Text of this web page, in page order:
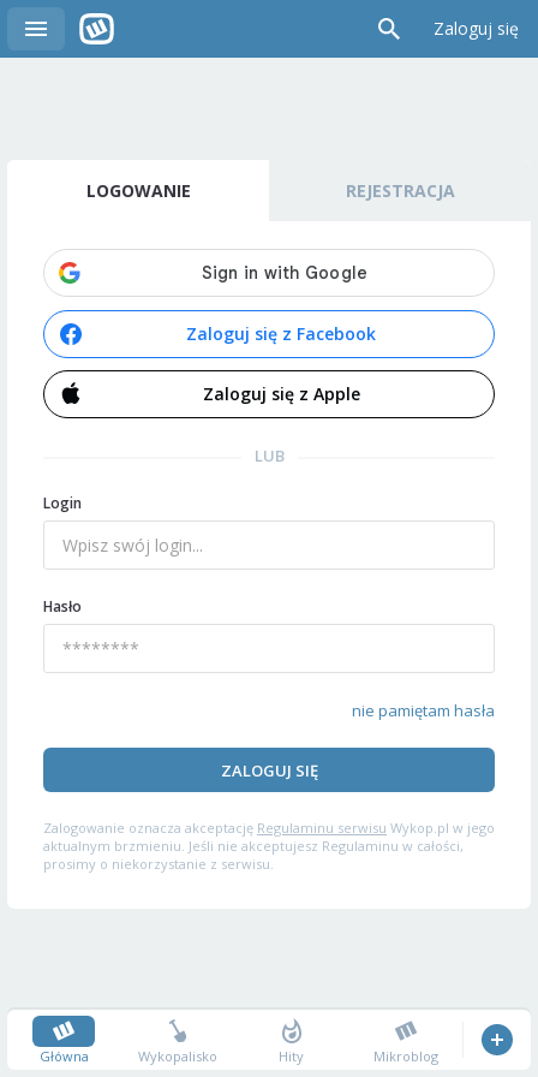
Zaloguj się
LOGOWANIE REJESTRACJA
Zaloguj się z Facebook
Zaloguj się z Apple
LUB
Login
Hasło
nie pamiętam hasła
ZALOGUJ SIĘ
Zalogowanie oznacza akceptację Regulaminu serwisu Wykop.pl w jego
aktualnym brzmieniu. Jeśli nie akceptujesz Regulaminu w całości,
prosimy o niekorzystanie z serwisu.
Główna Wykopalisko Hity Mikroblog